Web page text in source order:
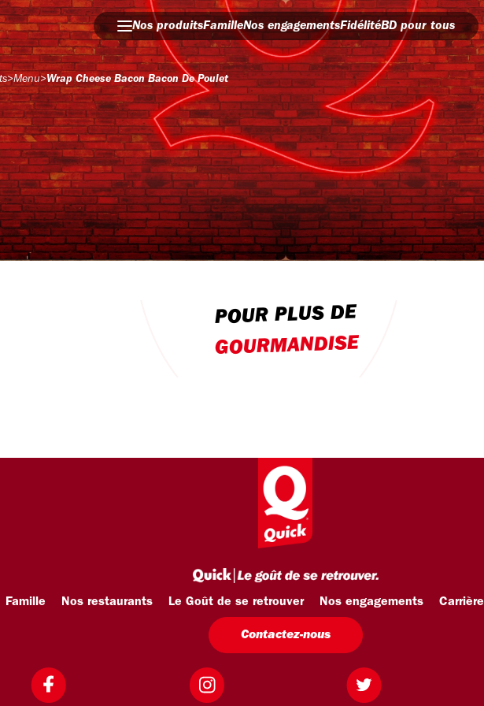
Nos produitsFamilleNos engagementsFidélitéBD pour tous
>Menu>Wrap Cheese Bacon Bacon De Poulet
POUR PLUS DE
GOURMANDISE
Famille Nos restaurants Le Goût de se retrouver Nos engagements Carrière
Contactez-nous